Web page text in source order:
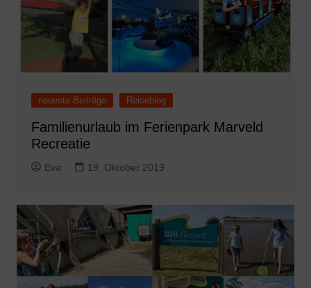
neueste Beiträge Reiseblog
Familienurlaub im Ferienpark Marveld
Recreatie
Eva 19. Oktober 2019